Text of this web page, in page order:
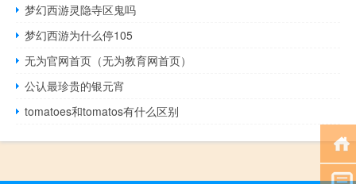
梦幻西游灵隐寺区鬼吗
梦幻西游为什么停105
无为官网首页（无为教育网首页）
公认最珍贵的银元宵
tomatoes和tomatos有什么区别